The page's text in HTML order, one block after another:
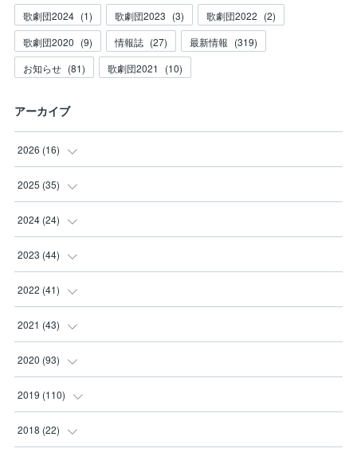
歌劇団2024 (1) 歌劇団2023 (3) 歌劇団2022 (2)
歌劇団2020 (9) 情報誌 (27) 最新情報 (319)
お知らせ (81) 歌劇団2021 (10)
アーカイブ
2026 (16)
(3
(2
(2
(3
2025 (35)
(3
(2
(8
(8
2024 (24)
(3
(3
(2
(3
2023 (44)
(3
(3
(6
(5)
2022 (41)
(1
(2
(4)
(7
2021 (43)
(5
(3)
(10
2020 (93)
(4)
(6
2019 (110)
(6
2018 (22)